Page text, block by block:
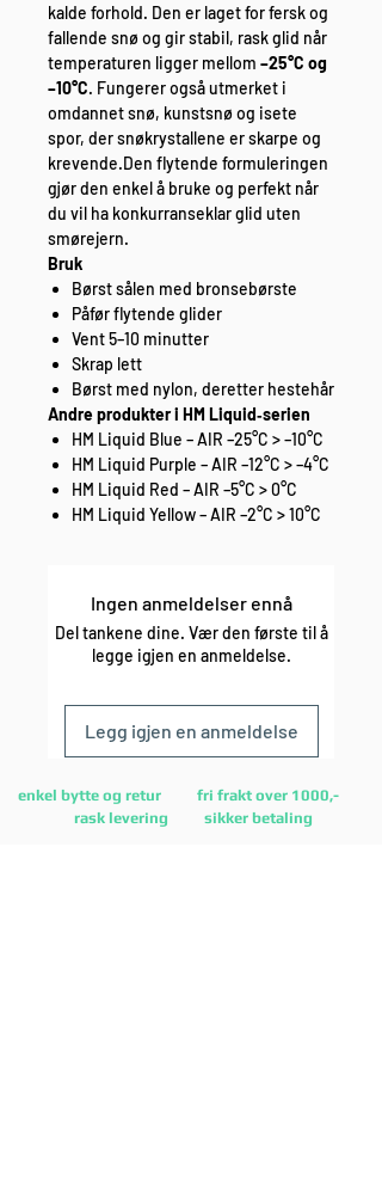
kalde forhold. Den er laget for fersk og
fallende snø og gir stabil, rask glid når
temperaturen ligger mellom –25°C og
–10°C. Fungerer også utmerket i
omdannet snø, kunstsnø og isete
spor, der snøkrystallene er skarpe og
krevende.Den flytende formuleringen
gjør den enkel å bruke og perfekt når
du vil ha konkurranseklar glid uten
smørejern.
Bruk
Børst sålen med bronsebørste
Påfør flytende glider
Vent 5–10 minutter
Skrap lett
Børst med nylon, deretter hestehår
Andre produkter i HM Liquid‑serien
HM Liquid Blue – AIR –25°C > –10°C
HM Liquid Purple – AIR –12°C > –4°C
HM Liquid Red – AIR –5°C > 0°C
HM Liquid Yellow – AIR –2°C > 10°C
Ingen anmeldelser ennå
Del tankene dine. Vær den første til å
legge igjen en anmeldelse.
Legg igjen en anmeldelse
enkel bytte og retur fri frakt over 1000,-
rask levering sikker betaling